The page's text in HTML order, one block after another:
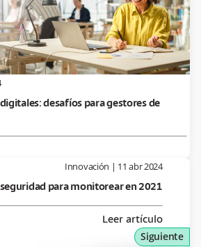
desafíos para gestores de
Siguiente
Innovación | 11 abr 2024
para monitorear en 2021
Leer artículo